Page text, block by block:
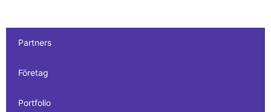
Partners
Företag
Portfolio